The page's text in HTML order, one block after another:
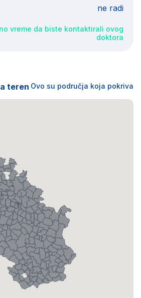
ne radi
vreme da biste kontaktirali ovog
doktora
teren Ovo su područja koja pokriva